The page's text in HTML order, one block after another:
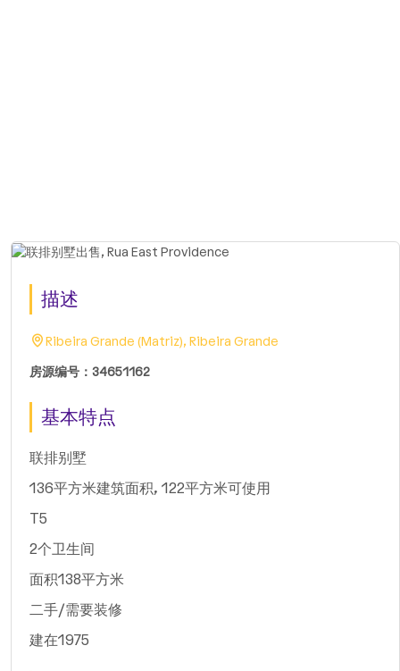
描述
Ribeira Grande (Matriz), Ribeira Grande
房源编号：34651162
基本特点
联排别墅
136平方米建筑面积, 122平方米可使用
T5
2个卫生间
面积138平方米
二手/需要装修
建在1975